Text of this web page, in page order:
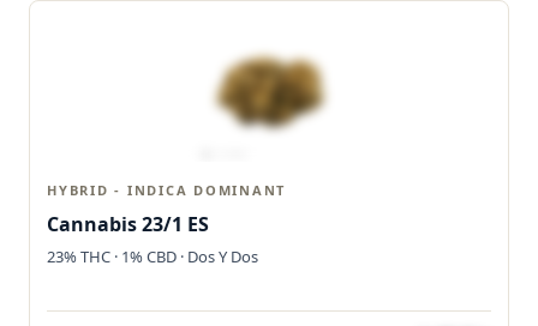
HYBRID - INDICA DOMINANT
Cannabis 23/1 ES
23% THC · 1% CBD · Dos Y Dos